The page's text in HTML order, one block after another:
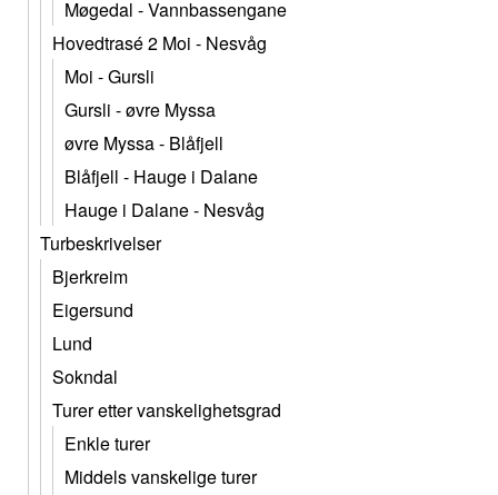
Møgedal - Vannbassengane
Hovedtrasé 2 Moi - Nesvåg
Moi - Gursli
Gursli - øvre Myssa
øvre Myssa - Blåfjell
Blåfjell - Hauge i Dalane
Hauge i Dalane - Nesvåg
Turbeskrivelser
Bjerkreim
Eigersund
Lund
Sokndal
Turer etter vanskelighetsgrad
Enkle turer
Middels vanskelige turer